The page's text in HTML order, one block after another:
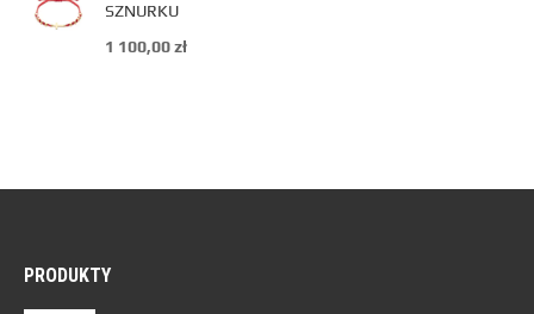
SZNURKU
1 100,00zł
PRODUKTY